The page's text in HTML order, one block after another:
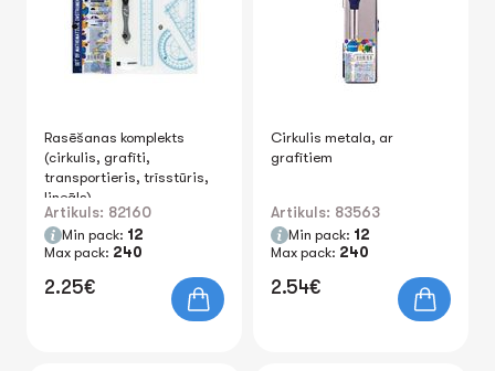
Rasēšanas komplekts
(cirkulis, grafīti,
transportieris, trīsstūris,
lineāls)
Artikuls: 82160
Min pack: 12
Max pack: 240
2.25€
Cirkulis metala, ar
grafītiem
Artikuls: 83563
Min pack: 12
Max pack: 240
2.54€